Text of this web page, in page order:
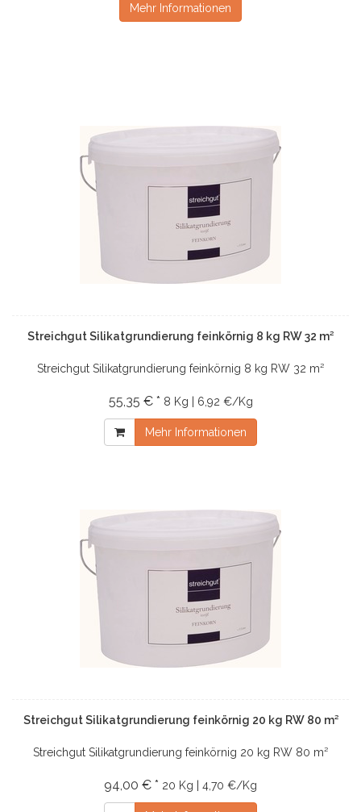
Mehr Informationen
Streichgut Silikatgrundierung feinkörnig 8 kg RW 32 m²
Streichgut Silikatgrundierung feinkörnig 8 kg RW 32 m²
55,35 € * 8 Kg | 6,92 €/Kg
Mehr Informationen
Streichgut Silikatgrundierung feinkörnig 20 kg RW 80 m²
Streichgut Silikatgrundierung feinkörnig 20 kg RW 80 m²
94,00 € * 20 Kg | 4,70 €/Kg